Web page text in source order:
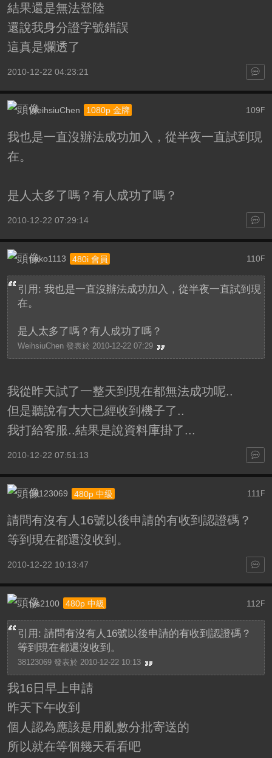
結果還是無法登陸
還說我身分證字號錯誤
這真是爛透了
2010-12-22 04:23:21
109 F
WeihsiuChen 1080p 金牌
我也是一直沒辦法成功加入，從半夜一直試到現
在。
是人太多了嗎？有人成功了嗎？
2010-12-22 07:29:14
110F
nako1113 480i 會員
引用: 我也是一直沒辦法成功加入，從半夜一直試到現
在。
是人太多了嗎？有人成功了嗎？
WeihsiuChen 發表於 2010-12-22 07:29
我從昨天試了一整天到現在都無法成功呢..
但是聽說有大大已經收到機子了..
我打給客服..結果是說資料庫掛了...
2010-12-22 07:51:13
111 F
38123069 480p 中級
請問有沒有人16號以後申請的有收到認證碼？
等到現在都還沒收到。
2010-12-22 10:13:47
112F
tys2100 480p 中級
引用: 請問有沒有人16號以後申請的有收到認證碼？
等到現在都還沒收到。
38123069 發表於 2010-12-22 10:13
我16日早上申請
昨天下午收到
個人認為應該是用亂數分批寄送的
所以就在等個幾天看看吧